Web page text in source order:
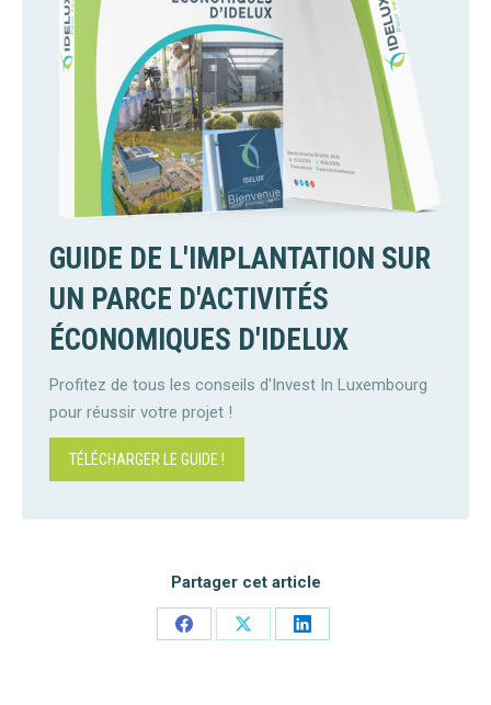
GUIDE DE L'IMPLANTATION SUR
UN PARCE D'ACTIVITÉS
ÉCONOMIQUES D'IDELUX
Profitez de tous les conseils d'Invest In Luxembourg
pour réussir votre projet !
TÉLÉCHARGER LE GUIDE !
Partager cet article
Share
Share
Share